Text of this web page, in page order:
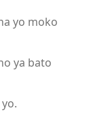
yo moko
ya bato